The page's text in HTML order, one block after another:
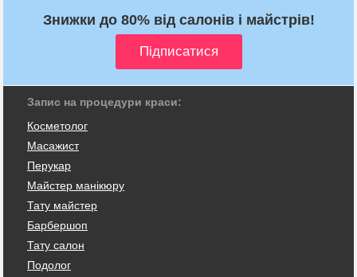
Знижки до 80% від салонів і майстрів!
Запис на процедури краси:
Косметолог
Масажист
Перукар
Майстер манікюру
Тату майстер
Барбершоп
Тату салон
Подолог